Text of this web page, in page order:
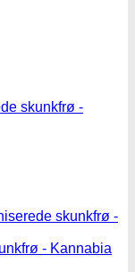
skunkfrø -
skunkfrø -